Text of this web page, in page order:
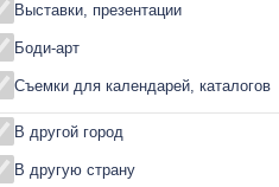
Выставки, презентации
Боди-арт
Съемки для календарей, каталогов
В другой город
В другую страну